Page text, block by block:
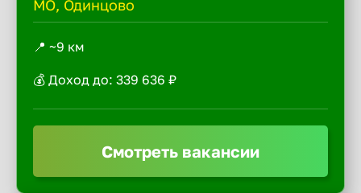
МО, Одинцово
📍 ~9 км
💰 Доход до: 339 636 ₽
Смотреть вакансии